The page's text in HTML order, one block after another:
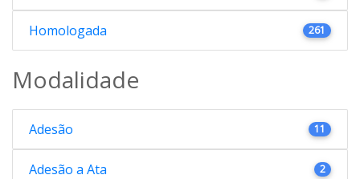
Homologada 261
Modalidade
Adesão 11
Adesão a Ata 2